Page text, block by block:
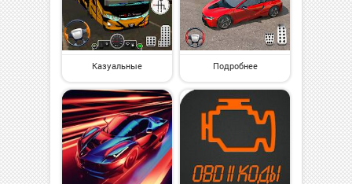
Казуальные Подробнее